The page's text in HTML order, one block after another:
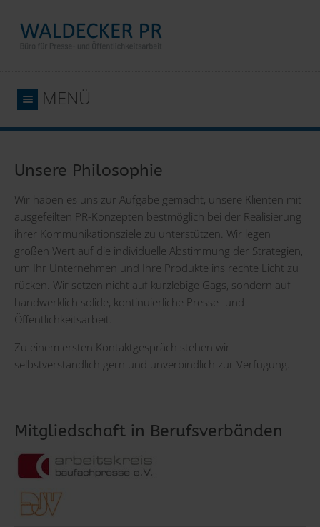
MENÜ
Unsere Philosophie
Wir haben es uns zur Aufgabe gemacht, unsere Klienten mit
ausgefeilten PR-Konzepten bestmöglich bei der Realisierung
ihrer Kommunikationsziele zu unterstützen. Wir legen
großen Wert auf die individuelle Abstimmung der Strategien,
um Ihr Unternehmen und Ihre Produkte ins rechte Licht zu
rücken. Wir setzen nicht auf kurzlebige Gags, sondern auf
handwerklich solide, kontinuierliche Presse- und
Öffentlichkeitsarbeit.
Zu einem ersten Kontaktgespräch stehen wir
selbstverständlich gern und unverbindlich zur Verfügung.
Mitgliedschaft in Berufsverbänden